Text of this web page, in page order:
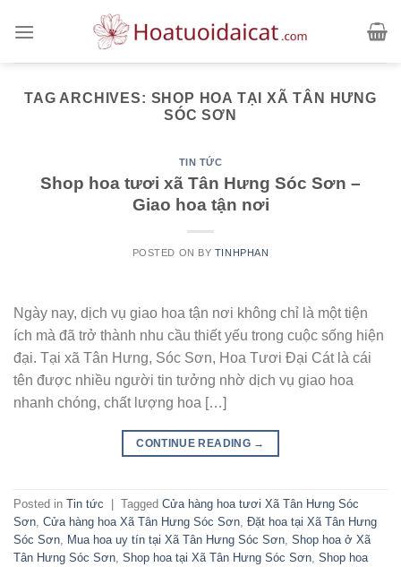
TAG ARCHIVES: SHOP HOA TẠI XÃ TÂN HƯNG
SÓC SƠN
TIN TỨC
Shop hoa tươi xã Tân Hưng Sóc Sơn –
Giao hoa tận nơi
POSTED ON BY TINHPHAN
Ngày nay, dịch vụ giao hoa tận nơi không chỉ là một tiện
ích mà đã trở thành nhu cầu thiết yếu trong cuộc sống hiện
đại. Tại xã Tân Hưng, Sóc Sơn, Hoa Tươi Đại Cát là cái
tên được nhiều người tin tưởng nhờ dịch vụ giao hoa
nhanh chóng, chất lượng hoa […]
CONTINUE READING →
Posted in Tin tức Tagged Cửa hàng hoa tươi Xã Tân Hưng Sóc
Sơn Cửa hàng hoa Xã Tân Hưng Sóc Sơn Đặt hoa tại Xã Tân Hưng
Sóc Sơn
Mua hoa uy tín tại Xã Tân Hưng Sóc Sơn Shop hoa ở Xã
Tân Hưng Sóc Sơn Shop hoa tại Xã Tân Hưng Sóc Sơn Shop hoa